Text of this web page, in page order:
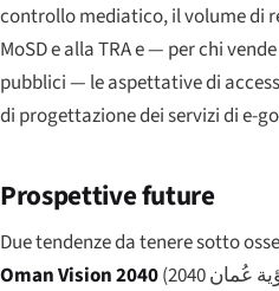
controllo mediatico, il volume di
MoSD e alla TRA e — per chi
pubblici — le aspettative di
di progettazione dei servizi di e-
Prospettive future
Due tendenze da tenere sotto
Oman Vision 2040( عُمان 2040